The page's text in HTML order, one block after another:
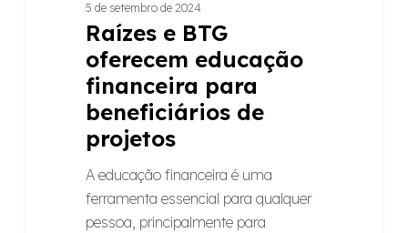
5 de setembro de 2024
Raízes e BTG
oferecem educação
financeira para
beneficiários de
projetos
A educação financeira é uma
ferramenta essencial para qualquer
pessoa, principalmente para